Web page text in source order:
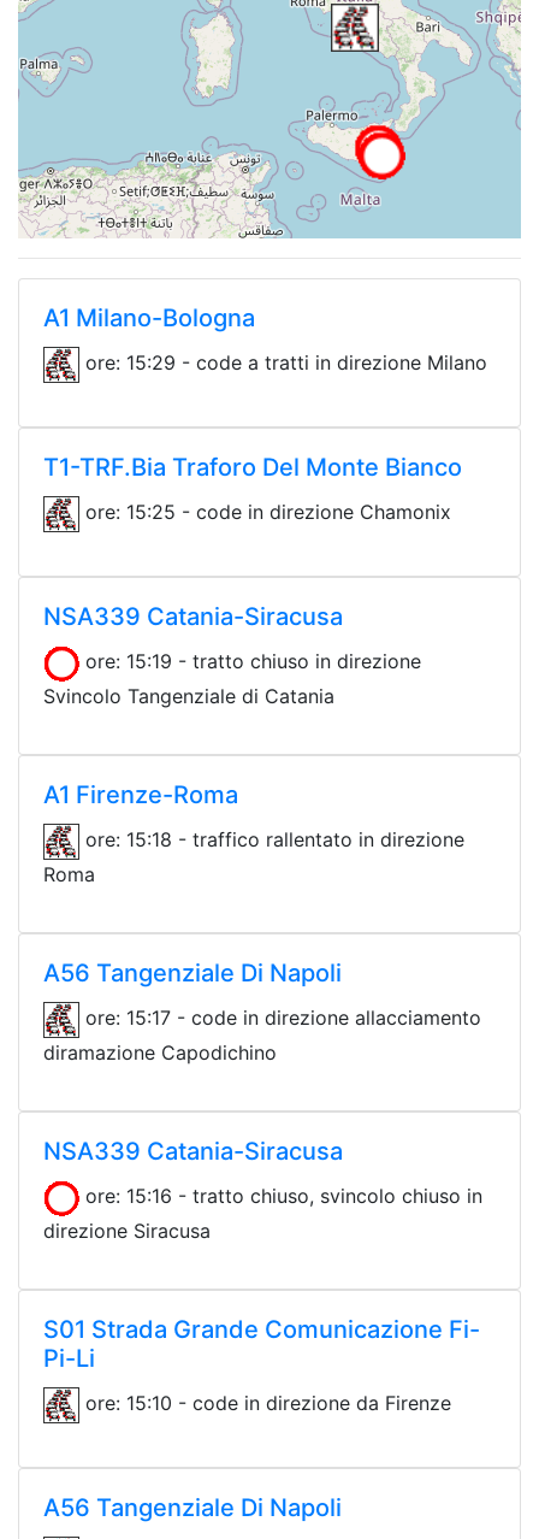
A1 Milano-Bologna
ore: 15:29 - code a tratti in direzione Milano
T1-TRF.Bia Traforo Del Monte Bianco
ore: 15:25 - code in direzione Chamonix
NSA339 Catania-Siracusa
ore: 15:19 - tratto chiuso in direzione
Svincolo Tangenziale di Catania
A1 Firenze-Roma
ore: 15:18 - traffico rallentato in direzione
Roma
A56 Tangenziale Di Napoli
ore: 15:17 - code in direzione allacciamento
diramazione Capodichino
NSA339 Catania-Siracusa
ore: 15:16 - tratto chiuso, svincolo chiuso in
direzione Siracusa
S01 Strada Grande Comunicazione Fi-
Pi-Li
ore: 15:10 - code in direzione da Firenze
A56 Tangenziale Di Napoli